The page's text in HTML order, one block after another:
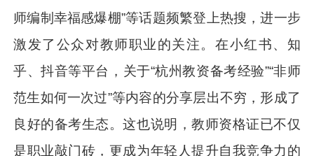
师编制幸福感爆棚”等话题频繁登上热搜，进一步
激发了公众对教师职业的关注。在小红书、知
乎、抖音等平台，关于“杭州教资备考经验”“非师
范生如何一次过”等内容的分享层出不穷，形成了
良好的备考生态。这也说明，教师资格证已不仅
是职业敲门砖，更成为年轻人提升自我竞争力的